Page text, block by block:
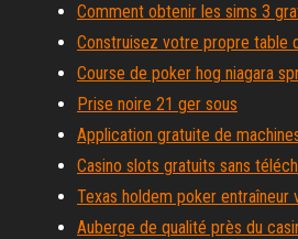
Comment obtenir les sims 3
Construisez votre propre table
Course de poker hog niagara
Prise noire 21 ger sous
Application gratuite de
Casino slots gratuits sans
Texas holdem poker entraîneur
Auberge de qualité près du